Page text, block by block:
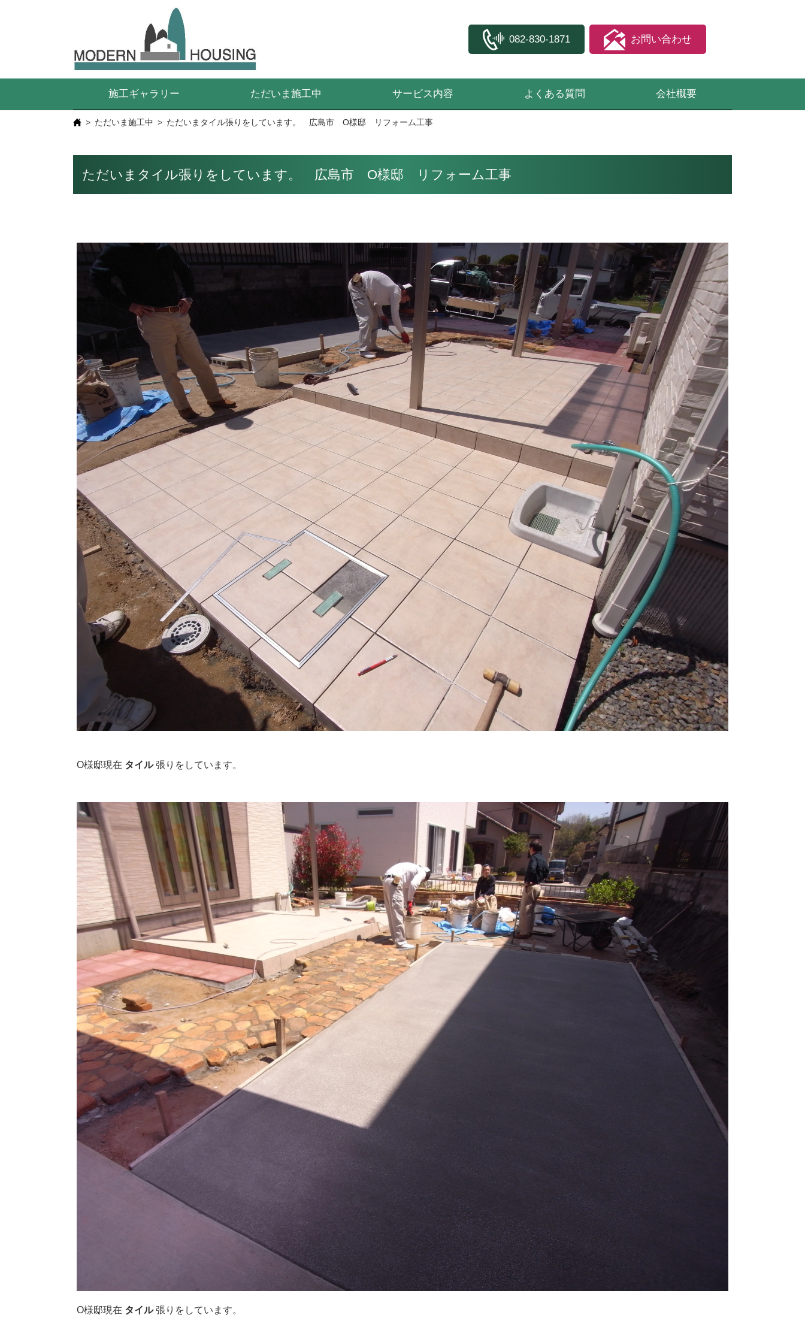
082-830-1871 お問い合わせ
施工ギャラリー ただいま施工中 サービス内容 よくある質問 会社概要
ただいま施工中 ただいまタイル張りをしています。 広島市 O様邸 リフォーム工事
ただいまタイル張りをしています。 広島市 O様邸 リフォーム工事
O様邸現在 タイル張りをしています。
O様邸現在 タイル張りをしています。